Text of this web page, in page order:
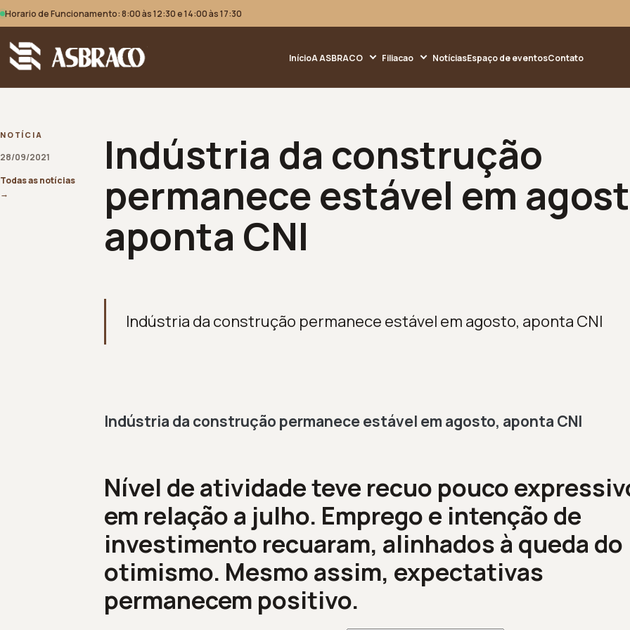
Horario de Funcionamento: 8:00 às 12:30 e 14:00 às 17:30
InícioA ASBRACO Filiacao NotíciasEspaço de eventosContato
NOTÍCIA
28/09/2021
Todas as notícias
→
Indústria da construção
permanece estável em
aponta CNI
Indústria da construção permanece estável em agosto, aponta CNI
Indústria da construção permanece estável em agosto, aponta CNI
Nível de atividade teve recuo pouco
em relação a julho. Emprego e intenção de
investimento recuaram, alinhados à queda do
otimismo. Mesmo assim, expectativas
permanecem positivo.